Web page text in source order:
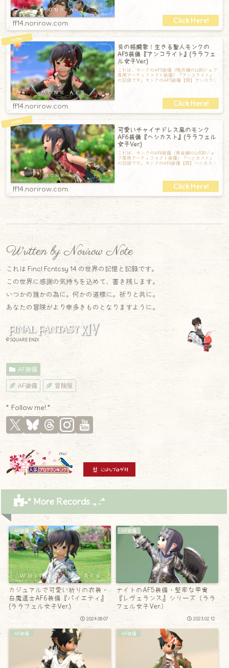
ff14.norirow.com
炎の格闘家！生きる聖人モンクの
AF5装備『アンコライト』(ララフェ
ル女子Ver.)
これは、モンクのAF5装備（暁月編のLv90ジョブ
専用アーティファクト装備）『アンコライト』
の記録です。モンクのAF5装備【頭】アンコライ
ff14.norirow.com
可愛いチャイナドレス風のモンク
AF6装備『ヘシカスト』(ララフェル
女子Ver.)
これは、モンクのAF6装備（黄金編のLv100ジョ
ブ専用アーティファクト装備）『ヘシカスト』
の記録です。モンクのAF6装備【頭】ヘシカス
ff14.norirow.com
Written by Norirow Note
これは Final Fantasy 14 の世界の記憶と記録です。
この世界に感謝の気持ちを込めて、書き残します。
いつかの誰かの為に。何かの道標に。祈りと共に。
あなたの冒険がより幸多きものとなりますように。
© SQUARE ENIX
AF装備
AF装備 冒険服
* Follow me! *
* More Records .｡.:*
AF装備
カジュアルで可愛い祈りの衣装・
白魔道士AF6装備『パイエティ』
(ララフェル女子Ver.)
2024.09.07
AF装備
ナイトのAF5装備・堅牢な甲冑
『レヴェランス』シリーズ（ララ
フェル女子Ver.）
2023.02.12
AF装備 AF装備